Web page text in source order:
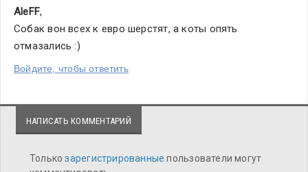
AleFF,
Собак вон всех к евро шерстят, а коты опять
отмазались :)
Войдите, чтобы ответить
НАПИСАТЬ КОММЕНТАРИЙ
Толькозарегистрированныепользователи могут